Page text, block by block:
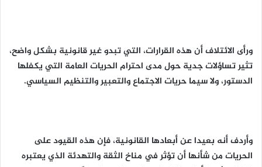
ورأى الائتلاف أن هذه القرارات، التي تبدو غير قانونية بشكل واضح،
تثير تساؤلات جدية حول مدى احترام الحريات العامة التي يكفلها
الدستور، ولا سيما حريات الاجتماع والتعبير والتنظيم السياسي.
وأردف أنه بعيدا عن أبعادها القانونية، فإن هذه القيود على
الحريات من شأنها أن تؤثر في مناخ الثقة والتهدئة الذي يعتبره